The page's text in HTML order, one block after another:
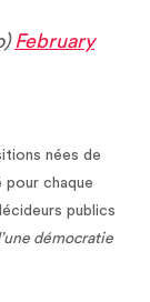
February
nées de
pour chaque
publics
démocratie